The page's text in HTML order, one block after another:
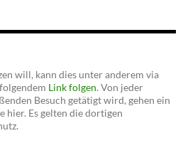
will, kann dies unter anderem via
Link folgen. Von jeder
Besuch getätigt wird, gehen ein
hier. Es gelten die dortigen